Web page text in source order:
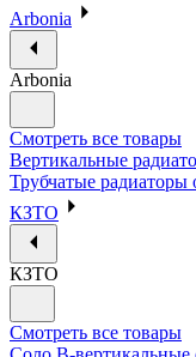
Arbonia
Arbonia
Смотреть все товары
Вертикальные
Трубчатые радиаторы
КЗТО
КЗТО
Смотреть все товары